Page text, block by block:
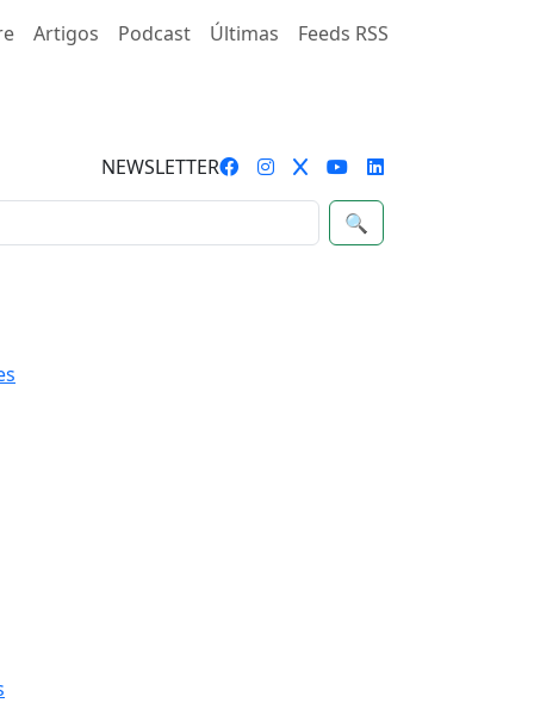
Artigos Podcast Últimas Feeds RSS
NEWSLETTER
🔍